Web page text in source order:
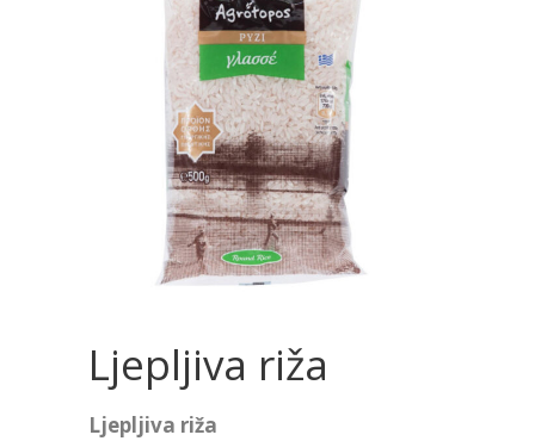
Ljepljiva riža
Ljepljiva riža